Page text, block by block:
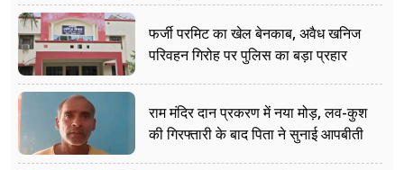
फर्जी परमिट का खेल बेनकाब, अवैध खनिज
परिवहन गिरोह पर पुलिस का बड़ा प्रहार
राम मंदिर दान प्रकरण में नया मोड़, लव-कुश
की गिरफ्तारी के बाद पिता ने सुनाई आपबीती